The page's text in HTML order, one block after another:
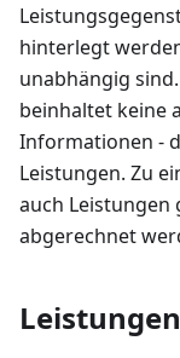
hinterlegt
unabhängig
beinhaltet keine
Informationen -
Leistungen. Zu
auch Leistungen
abgerechnet
Leistungen